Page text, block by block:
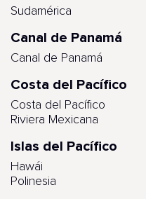
Sudamérica
Canal de Panamá
Canal de Panamá
Costa del Pacífico
Costa del Pacífico
Riviera Mexicana
Islas del Pacífico
Hawái
Polinesia